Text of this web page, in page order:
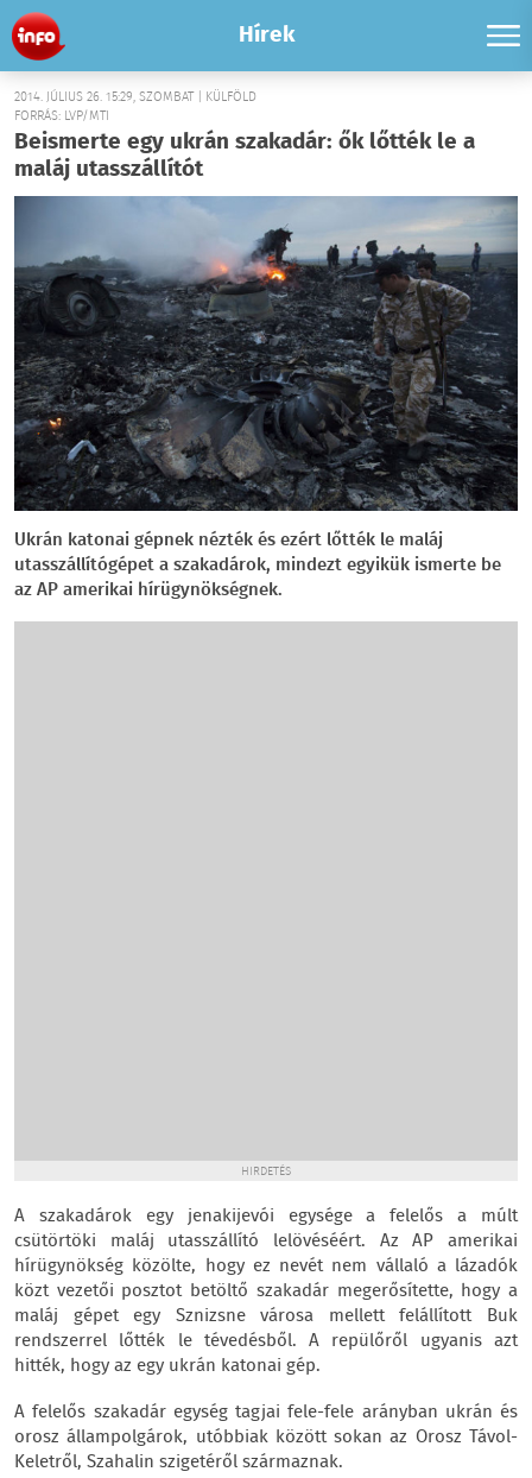
Hírek
2014. JÚLIUS 26. 15:29, SZOMBAT | KÜLFÖLD
FORRÁS: LVP/MTI
Beismerte egy ukrán szakadár: ők lőtték le a
maláj utasszállítót
Ukrán katonai gépnek nézték és ezért lőtték le maláj
utasszállítógépet a szakadárok, mindezt egyikük ismerte be
az AP amerikai hírügynökségnek.
HIRDETÉS
A szakadárok egy jenakijevói egysége a felelős a múlt
csütörtöki maláj utasszállító lelövéséért. Az AP amerikai
hírügynökség közölte, hogy ez nevét nem vállaló a lázadók
közt vezetői posztot betöltő szakadár megerősítette, hogy a
maláj gépet egy Sznizsne városa mellett felállított Buk
rendszerrel lőtték le tévedésből. A repülőről ugyanis azt
hitték, hogy az egy ukrán katonai gép.
A felelős szakadár egység tagjai fele-fele arányban ukrán és
orosz állampolgárok, utóbbiak között sokan az Orosz Távol-
Keletről, Szahalin szigetéről származnak.